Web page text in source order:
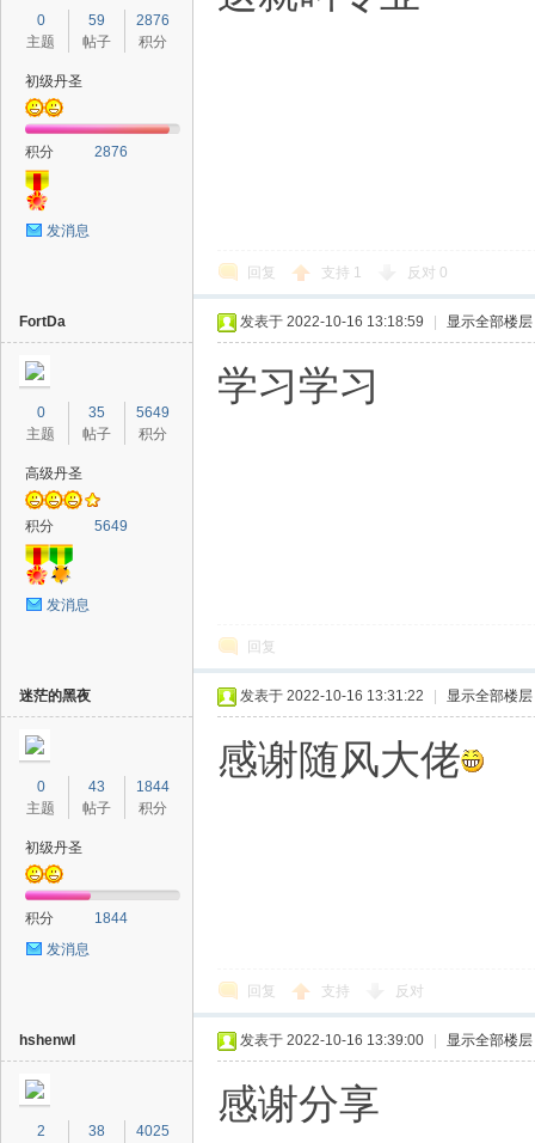
0
主题
59
帖子
2876
积分
初级丹圣
积分 2876
发消息
回复 支持 1 反对 0
FortDa
0
主题
35
帖子
5649
积分
高级丹圣
积分 5649
发消息
发表于 2022-10-16 13:18:59 显示全部楼层
学习学习
回复
迷茫的黑夜
0
主题
43
帖子
1844
积分
初级丹圣
积分
1844
发消息
发表于 2022-10-16 13:31:22 显示全部楼层
感谢随风大佬
回复 支持 反对
hshenwl
2
38
4025
发表于 2022-10-16 13:39:00 显示全部楼层
感谢分享